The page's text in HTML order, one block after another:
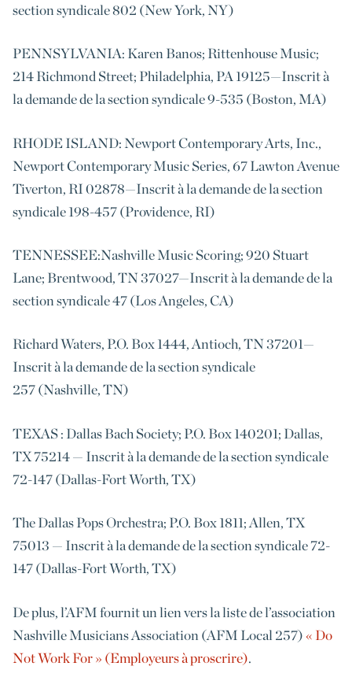
section syndicale 802 (New York, NY)
PENNSYLVANIA: Karen Banos; Rittenhouse Music;
214 Richmond Street; Philadelphia, PA 19125—Inscrit à
la demande de la section syndicale 9-535 (Boston, MA)
RHODE ISLAND: Newport Contemporary Arts, Inc.,
Newport Contemporary Music Series, 67 Lawton Avenue
Tiverton, RI 02878—Inscrit à la demande de la section
syndicale 198-457 (Providence, RI)
TENNESSEE:Nashville Music Scoring; 920 Stuart
Lane; Brentwood, TN 37027—Inscrit à la demande de la
section syndicale 47 (Los Angeles, CA)
Richard Waters, P.O. Box 1444, Antioch, TN 37201—
Inscrit à la demande de la section syndicale
257 (Nashville, TN)
TEXAS : Dallas Bach Society; P.O. Box 140201; Dallas,
TX 75214 — Inscrit à la demande de la section syndicale
72-147 (Dallas-Fort Worth, TX)
The Dallas Pops Orchestra; P.O. Box 1811; Allen, TX
75013 — Inscrit à la demande de la section syndicale 72-
147 (Dallas-Fort Worth, TX)
De plus, l’AFM fournit un lien vers la liste de l’association
Nashville Musicians Association (AFM Local 257) « Do
Not Work For » (Employeurs à proscrire).